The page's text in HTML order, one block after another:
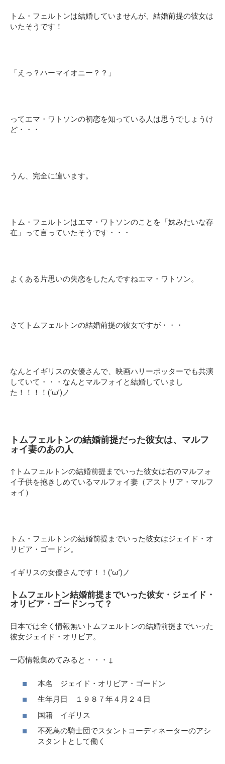
トム・フェルトンは結婚していませんが、結婚前提の彼女は
いたそうです！
「えっ？ハーマイオニー？？」
ってエマ・ワトソンの初恋を知っている人は思うでしょうけ
ど・・・
うん、完全に違います。
トム・フェルトンはエマ・ワトソンのことを「妹みたいな存
在」って言っていたそうです・・・
よくある片思いの失恋をしたんですねエマ・ワトソン。
さてトムフェルトンの結婚前提の彼女ですが・・・
なんとイギリスの女優さんで、映画ハリーポッターでも共演
していて・・・なんとマルフォイと結婚していまし
た！！！！(‘ω’)ノ
トムフェルトンの結婚前提だった彼女は、マルフ
ォイ妻のあの人
↑トムフェルトンの結婚前提までいった彼女は右のマルフォ
イ子供を抱きしめているマルフォイ妻（アストリア・マルフ
ォイ）
トム・フェルトンの結婚前提までいった彼女はジェイド・オ
リビア・ゴードン。
イギリスの女優さんです！！(‘ω’)ノ
トムフェルトン結婚前提までいった彼女・ジェイド・
オリビア・ゴードンって？
日本では全く情報無いトムフェルトンの結婚前提までいった
彼女ジェイド・オリビア。
一応情報集めてみると・・・↓
本名 ジェイド・オリビア・ゴードン
生年月日 １９８７年４月２４日
国籍 イギリス
不死鳥の騎士団でスタントコーディネーターのアシ
スタントとして働く